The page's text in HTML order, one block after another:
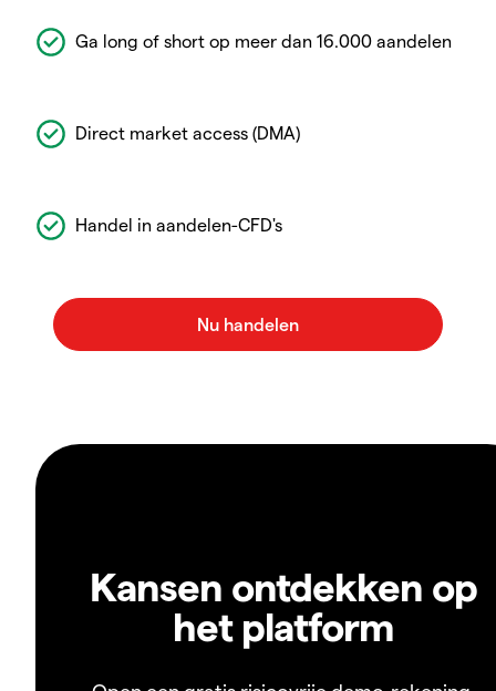
Ga long of short op meer dan 16.000 aandelen
Direct market access (DMA)
Handel in aandelen-CFD's
Kansen ontdekken op
het platform